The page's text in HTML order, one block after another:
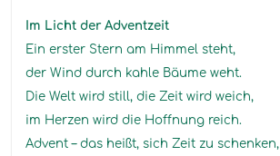
Im Licht der Adventzeit
Ein erster Stern am Himmel steht,
der Wind durch kahle Bäume weht.
Die Welt wird still, die Zeit wird weich,
im Herzen wird die Hoffnung reich.
Advent – das heißt, sich Zeit zu schenken,